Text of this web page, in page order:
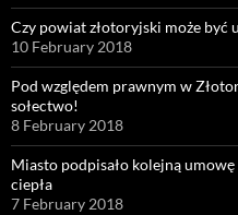
Czy powiat złotoryjski może być
10 February 2018
Pod względem prawnym w
sołectwo!
8 February 2018
Miasto podpisało kolejną
ciepła
7 February 2018